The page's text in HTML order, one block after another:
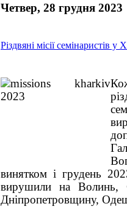
Четвер, 28 грудня 2023
Різдвяні місії семінаристів у
винятком і грудень
вирушили на Волинь,
Дніпропетровщину,